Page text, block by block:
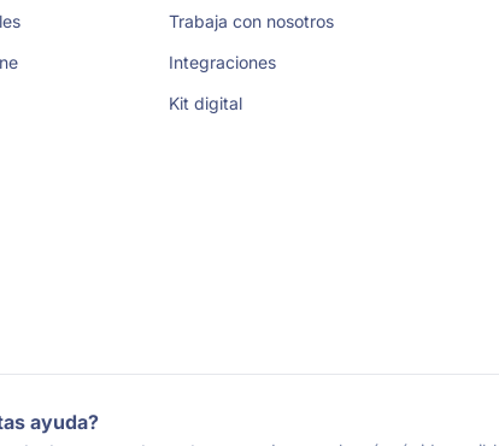
Trabaja con nosotros
Integraciones
Kit digital
ayuda?